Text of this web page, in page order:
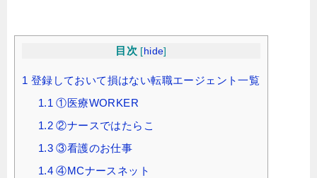
目次 [ hide]
1 登録しておいて損はない転職エージェント一覧
1.1 ①医療WORKER
1.2 ②ナースではたらこ
1.3 ③看護のお仕事
1.4 ④MCナースネット